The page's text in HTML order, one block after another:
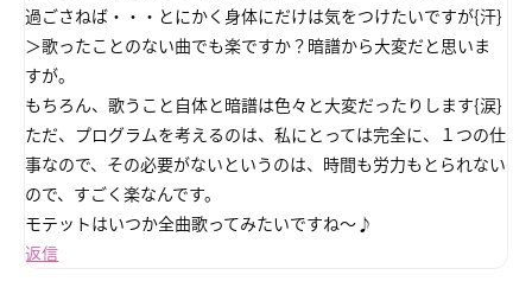
過ごさねば・・・とにかく身体にだけは気をつけたいですが{汗}
＞歌ったことのない曲でも楽ですか？暗譜から大変だと思いま
すが。
もちろん、歌うこと自体と暗譜は色々と大変だったりします{涙}
ただ、プログラムを考えるのは、私にとっては完全に、１つの仕
事なので、その必要がないというのは、時間も労力もとられない
ので、すごく楽なんです。
モテットはいつか全曲歌ってみたいですね～♪
返信